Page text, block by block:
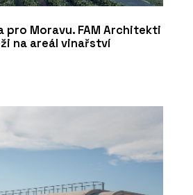
pro Moravu. FAM Architekti
na areál vinařství